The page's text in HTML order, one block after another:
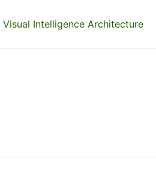
Visual Intelligence Architecture